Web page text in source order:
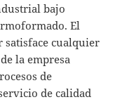
bajo
El
satisface cualquier
la empresa
de
de calidad